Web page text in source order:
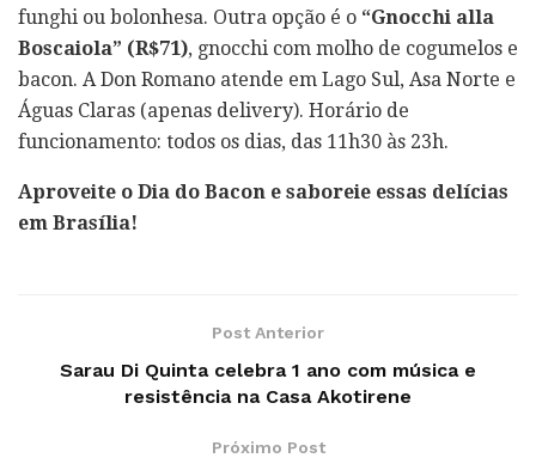
funghi ou bolonhesa. Outra opção é o “Gnocchi alla
Boscaiola” (R$71), gnocchi com molho de cogumelos e
bacon. A Don Romano atende em Lago Sul, Asa Norte e
Águas Claras (apenas delivery). Horário de
funcionamento: todos os dias, das 11h30 às 23h.
Aproveite o Dia do Bacon e saboreie essas delícias
em Brasília!
Post Anterior
Sarau Di Quinta celebra 1 ano com música e
resistência na Casa Akotirene
Próximo Post